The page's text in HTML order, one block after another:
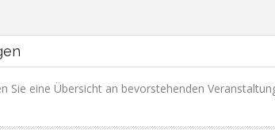
Sie eine Übersicht an bevorstehenden